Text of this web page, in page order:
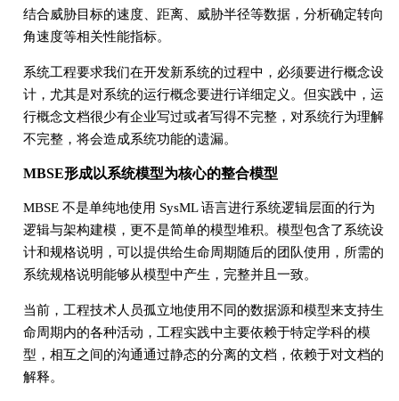
结合威胁目标的速度、距离、威胁半径等数据，分析确定转向
角速度等相关性能指标。
系统工程要求我们在开发新系统的过程中，必须要进行概念设
计，尤其是对系统的运行概念要进行详细定义。但实践中，运
行概念文档很少有企业写过或者写得不完整，对系统行为理解
不完整，将会造成系统功能的遗漏。
MBSE形成以系统模型为核心的整合模型
MBSE 不是单纯地使用 SysML 语言进行系统逻辑层面的行为
逻辑与架构建模，更不是简单的模型堆积。模型包含了系统设
计和规格说明，可以提供给生命周期随后的团队使用，所需的
系统规格说明能够从模型中产生，完整并且一致。
当前，工程技术人员孤立地使用不同的数据源和模型来支持生
命周期内的各种活动，工程实践中主要依赖于特定学科的模
型，相互之间的沟通通过静态的分离的文档，依赖于对文档的
解释。